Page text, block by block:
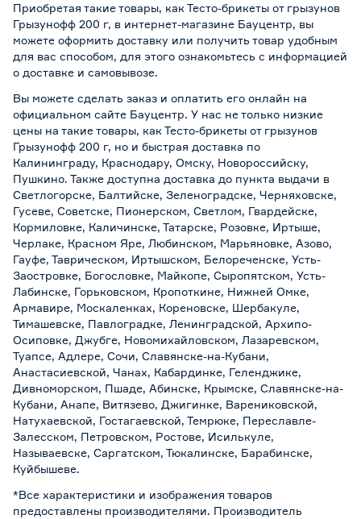
Приобретая такие товары, как Тесто-брикеты от грызунов
Грызунофф 200 г, в интернет-магазине Бауцентр, вы
можете оформить доставку или получить товар удобным
для вас способом, для этого ознакомьтесь с информацией
о доставке и самовывозе.
Вы можете сделать заказ и оплатить его онлайн на
официальном сайте Бауцентр. У нас не только низкие
цены на такие товары, как Тесто-брикеты от грызунов
Грызунофф 200 г, но и быстрая доставка по
Калининграду, Краснодару, Омску, Новороссийску,
Пушкино. Также доступна доставка до пункта выдачи в
Светлогорске, Балтийске, Зеленоградске, Черняховске,
Гусеве, Советске, Пионерском, Светлом, Гвардейске,
Кормиловке, Каличинске, Татарске, Розовке, Иртыше,
Черлаке, Красном Яре, Любинском, Марьяновке, Азово,
Гауфе, Таврическом, Иртышском, Белореченске, Усть-
Заостровке, Богословке, Майкопе, Сыропятском, Усть-
Лабинске, Горьковском, Кропоткине, Нижней Омке,
Армавире, Москаленках, Кореновске, Шербакуле,
Тимашевске, Павлоградке, Ленинградской, Архипо-
Осиповке, Джубге, Новомихайловском, Лазаревском,
Туапсе, Адлере, Сочи, Славянске-на-Кубани,
Анастасиевской, Чанах, Кабардинке, Геленджике,
Дивноморском, Пшаде, Абинске, Крымске, Славянске-на-
Кубани, Анапе, Витязево, Джигинке, Варениковской,
Натухаевской, Гостагаевской, Темрюке, Переславле-
Залесском, Петровском, Ростове, Исилькуле,
Называевске, Саргатском, Тюкалинске, Барабинске,
Куйбышеве.
*Все характеристики и изображения товаров
предоставлены производителями. Производитель